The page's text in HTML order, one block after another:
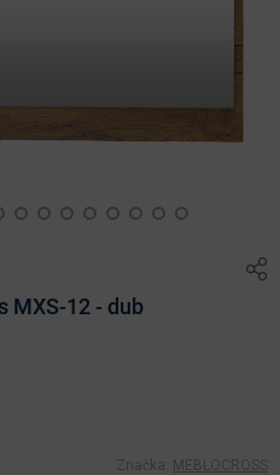
MXS-12 - dub
Značka: MEBLOCROSS